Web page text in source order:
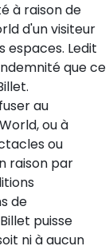
à raison de
d'un visiteur
espaces. Ledit
que ce
au
ou à
ou
raison par
de
puisse
ni à aucun